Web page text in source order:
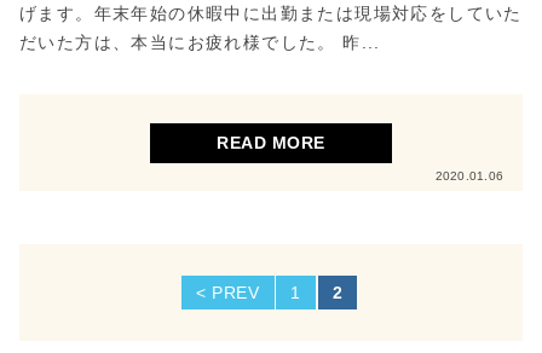
げます。年末年始の休暇中に出勤または現場対応をしていた
だいた方は、本当にお疲れ様でした。 昨...
READ MORE
2020.01.06
投
< PREV 1 2